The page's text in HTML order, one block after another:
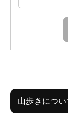
山歩きについ